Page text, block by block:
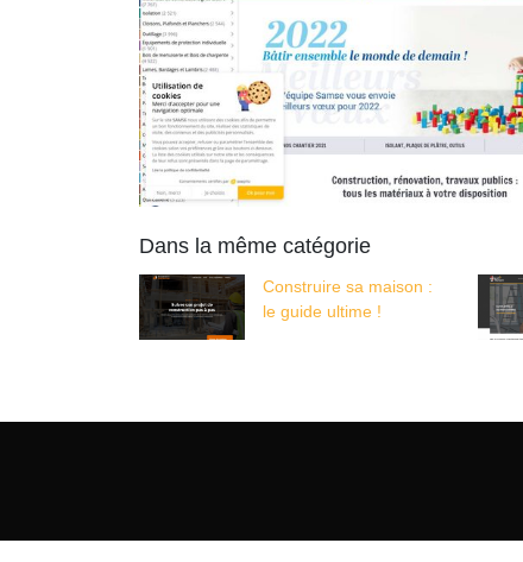
Dans la même catégorie
Construire sa maison :
le guide ultime !